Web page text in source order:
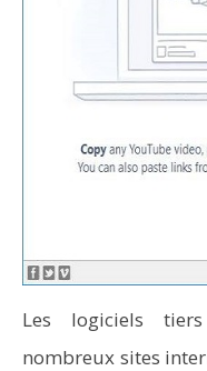
Les logiciels
nombreux sites